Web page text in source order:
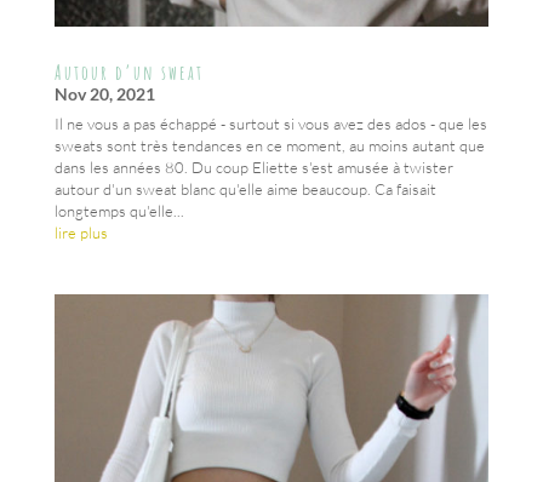
Autour d’un sweat
Nov 20, 2021
Il ne vous a pas échappé - surtout si vous avez des ados - que les
sweats sont très tendances en ce moment, au moins autant que
dans les années 80. Du coup Eliette s'est amusée à twister
autour d'un sweat blanc qu'elle aime beaucoup. Ca faisait
longtemps qu'elle...
lire plus